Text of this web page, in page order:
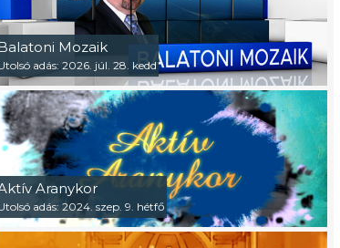
Mozaik
adás: 2026. júl. 28. kedd
Aranykor
adás: 2024. szep. 9. hétfő